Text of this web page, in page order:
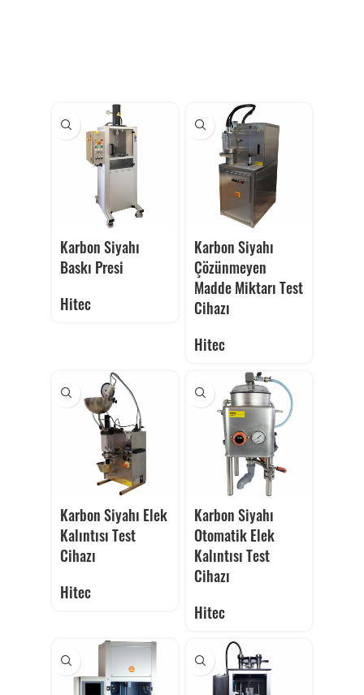
Karbon Siyahı
Baskı Presi
Hitec
Karbon Siyahı
Çözünmeyen
Madde Miktarı Test
Cihazı
Hitec
Karbon Siyahı Elek
Kalıntısı Test
Cihazı
Hitec
Karbon Siyahı
Otomatik Elek
Kalıntısı Test
Cihazı
Hitec